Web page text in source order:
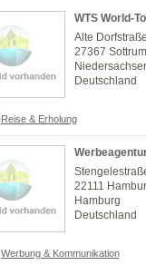
WTS World-
Alte
27367
Deutschland
Reise & Erholung
22111
Hamburg
Deutschland
Werbung & Kommunikation